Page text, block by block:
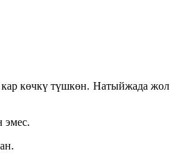
көчкү түшкөн. Натыйжада жол
эмес.